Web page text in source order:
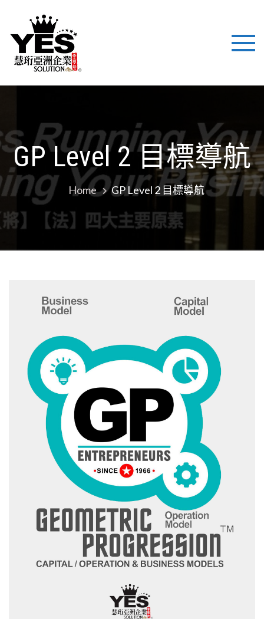
訓、立足亞洲市場，致
GP Level 2 目標導航
Home GP Level 2 目標導航